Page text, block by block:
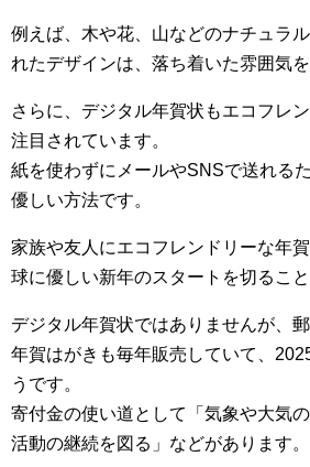
例えば、木や花、山などのナチュラ
れたデザインは、落ち着いた雰囲気を
さらに、デジタル年賀状もエコフレ
注目されています。
紙を使わずにメールやSNSで送れる
優しい方法です。
家族や友人にエコフレンドリーな年
球に優しい新年のスタートを切ること
デジタル年賀状ではありませんが、
年賀はがきも毎年販売していて、
うです。
寄付金の使い道として「気象や大気
活動の継続を図る」などがあります。